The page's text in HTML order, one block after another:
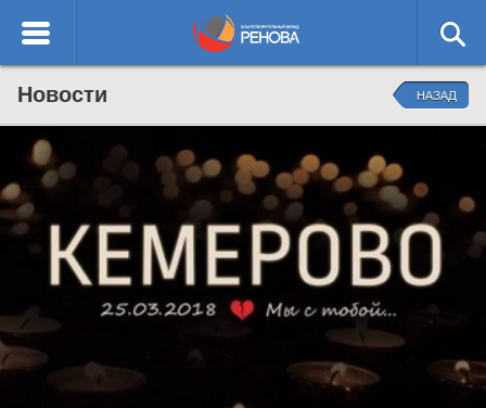
Новости НАЗАД
English
О ФОНДЕ
ОТЧЕТЫ
КОНТАКТЫ